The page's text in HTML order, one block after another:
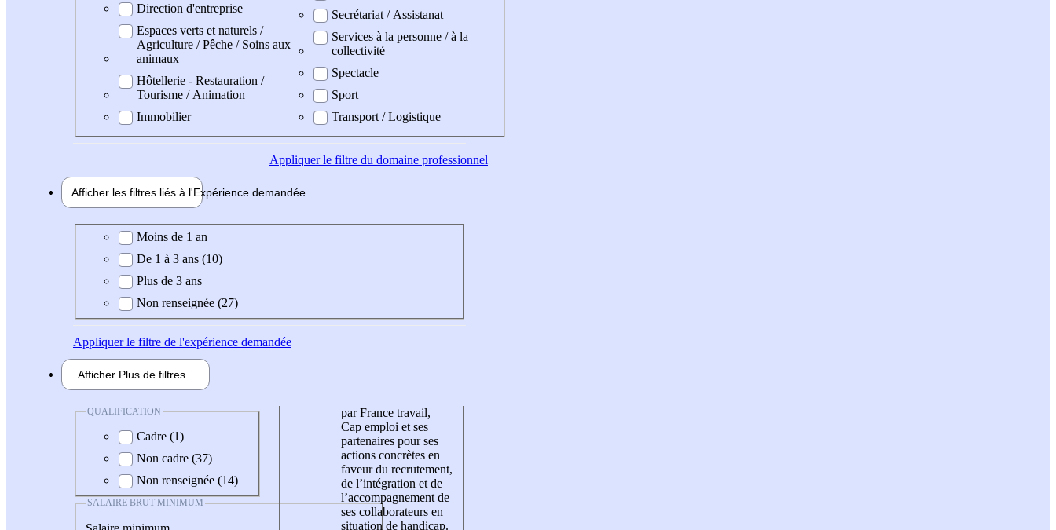
Direction d'entreprise
Espaces verts et naturels /
Agriculture / Pêche / Soins aux
animaux
Hôtellerie - Restauration /
Tourisme / Animation
Immobilier
Secrétariat / Assistanat
Services à la personne / à la
collectivité
Spectacle
Sport
Transport / Logistique
Appliquerle filtre du domaine professionnel
Afficher les filtres liés à l'Expérience demandée
Expérience demandée
Moins de 1 an
De 1 à 3 ans (10)
Plus de 3 ans
Non renseignée (27)
Appliquerle filtre de l'expérience demandée
Afficher Plus de filtres
QUALIFICATION
Cadre (1)
Non cadre (37)
Non renseignée (14)
SALAIRE BRUT MINIMUM
par France travail,
Cap emploi et ses
partenaires pour ses
actions concrètes en
faveur du recrutement,
de l’intégration et de
l’accompagnement de
ses collaborateurs en
situation de handicap.